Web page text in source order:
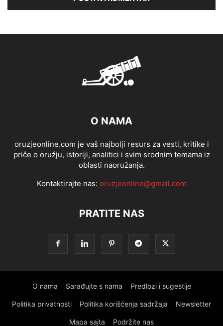
O NAMA
oruzjeonline.com je vaš najbolji resurs za vesti, kritike i
priče o oružju, istoriji, analitici i svim srodnim temama iz
oblasti naoružanja.
Kontaktirajte nas: oruzjeonline@gmail.com
PRATITE NAS
O nama Sarađujte s nama Predlozi i sugestije
Politika privatnosti Politika korišćenja sadržaja Newsletter
Mapa sajta Podržite nas